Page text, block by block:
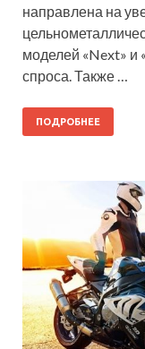
направлена на
моделей «Next» и
спроса. Также …
ПОДРОБНЕЕ